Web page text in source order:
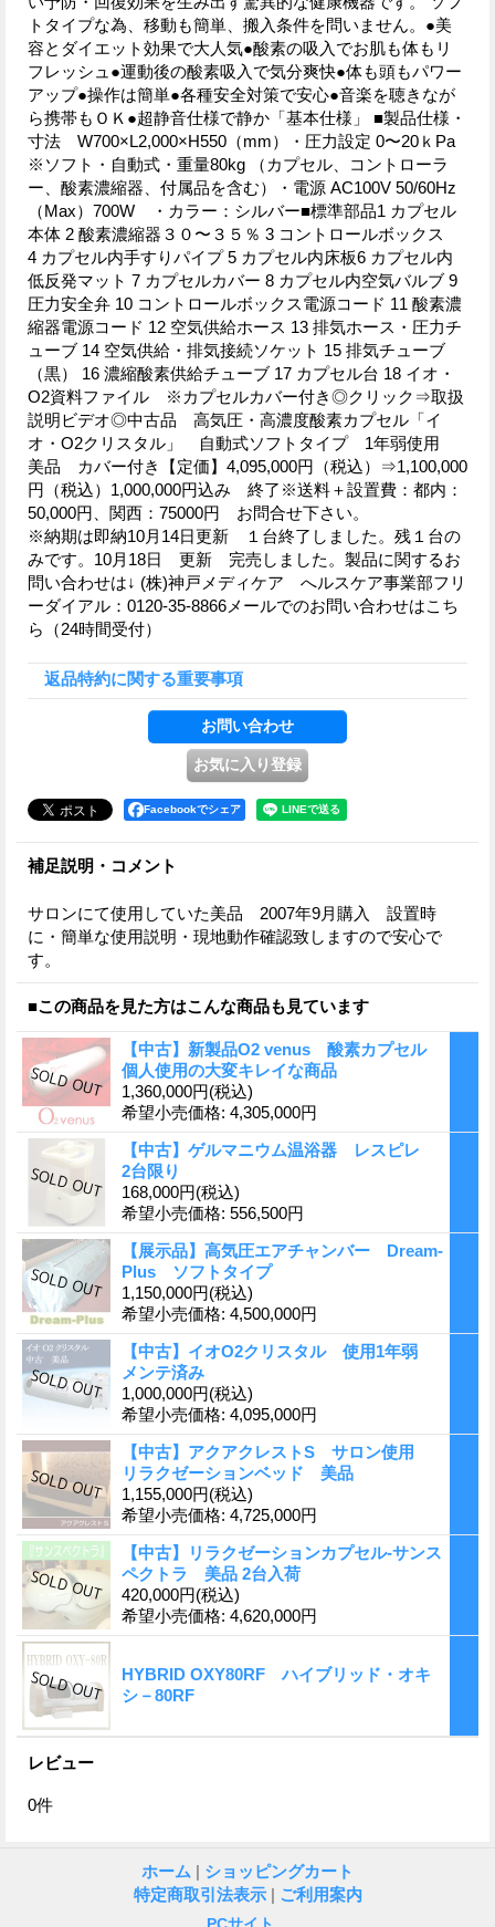
トタイプな為、移動も簡単、搬入条件を問いません。●美
容とダイエット効果で大人気●酸素の吸入でお肌も体もリ
フレッシュ●運動後の酸素吸入で気分爽快●体も頭もパワー
アップ●操作は簡単●各種安全対策で安心●音楽を聴きなが
ら携帯もＯＫ●超静音仕様で静か「基本仕様」 ■製品仕様・
寸法 W700×L2,000×H550（mm）・圧力設定 0〜20ｋPa
※ソフト・自動式・重量80kg （カプセル、コントローラ
ー、酸素濃縮器、付属品を含む）・電源 AC100V 50/60Hz
（Max）700W ・カラー：シルバー■標準部品1 カプセル
本体 2 酸素濃縮器３０〜３５％ 3 コントロールボックス
4 カプセル内手すりパイプ 5 カプセル内床板6 カプセル内
低反発マット 7 カプセルカバー 8 カプセル内空気バルブ 9
圧力安全弁 10 コントロールボックス電源コード 11 酸素濃
縮器電源コード 12 空気供給ホース 13 排気ホース・圧力チ
ューブ 14 空気供給・排気接続ソケット 15 排気チューブ
（黒） 16 濃縮酸素供給チューブ 17 カプセル台 18 イオ・
O2資料ファイル ※カプセルカバー付き◎クリック⇒取扱
説明ビデオ◎中古品 高気圧・高濃度酸素カプセル「イ
オ・O2クリスタル」 自動式ソフトタイプ 1年弱使用
美品 カバー付き【定価】4,095,000円（税込）⇒1,100,000
円（税込）1,000,000円込み 終了※送料＋設置費：都内：
50,000円、関西：75000円 お問合せ下さい。
※納期は即納10月14日更新 １台終了しました。残１台の
みです。10月18日 更新 完売しました。製品に関するお
問い合わせは↓ (株)神戸メディケア へルスケア事業部フリ
ーダイアル：0120-35-8866メールでのお問い合わせはこち
ら（24時間受付）
返品特約に関する重要事項
Facebookでシェア
補足説明・コメント
サロンにて使用していた美品 2007年9月購入 設置時
に・簡単な使用説明・現地動作確認致しますので安心で
す。
■この商品を見た方はこんな商品も見ています
【中古】新製品O2 venus 酸素カプセル
個人使用の大変キレイな商品
1,360,000円(税込)
希望小売価格: 4,305,000円
【中古】ゲルマニウム温浴器 レスピレ
2台限り
168,000円(税込)
希望小売価格: 556,500円
【展示品】高気圧エアチャンバー Dream-
Plus ソフトタイプ
1,150,000円(税込)
希望小売価格: 4,500,000円
【中古】イオO2クリスタル 使用1年弱
メンテ済み
1,000,000円(税込)
希望小売価格: 4,095,000円
【中古】アクアクレストS サロン使用
リラクゼーションベッド 美品
1,155,000円(税込)
希望小売価格: 4,725,000円
【中古】リラクゼーションカプセル-サンス
ペクトラ 美品 2台入荷
420,000円(税込)
希望小売価格: 4,620,000円
HYBRID OXY80RF ハイブリッド・オキ
シ－80RF
レビュー
0件
ホーム | ショッピングカート
特定商取引法表示 | ご利用案内
PCサイト